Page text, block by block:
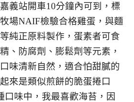
義站開車10分鐘內可到，標
場NAIF檢驗合格雞蛋，與麵
純正原料製作，蛋素者可食
、防腐劑、膨鬆劑等元素，
味清新自然，適合怕甜膩的
來是類似煎餅的脆蛋捲口
口味中，我最喜歡海苔，因